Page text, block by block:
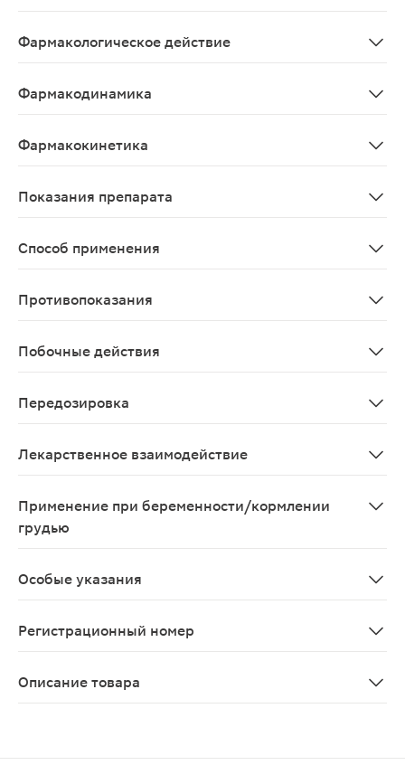
Фармакологическое действие
Фармакодинамика
Фармакокинетика
Показания препарата
Способ применения
Противопоказания
Побочные действия
Передозировка
Лекарственное взаимодействие
Применение при беременности/кормлении
грудью
Особые указания
Регистрационный номер
Описание товара